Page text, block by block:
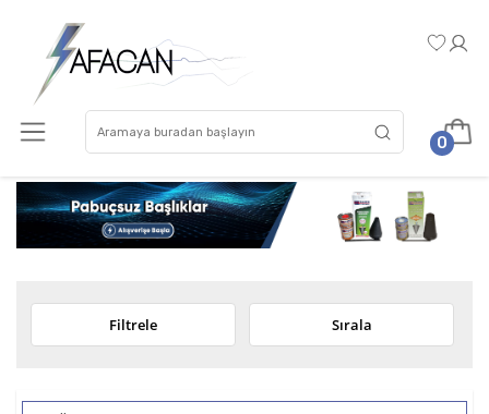
0
Filtrele Sırala